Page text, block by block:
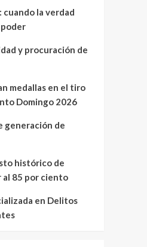
la verdad
y procuración de
medallas en el tiro
Domingo 2026
generación de
histórico de
al 85 por ciento
en Delitos